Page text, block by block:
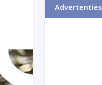
Advertenties